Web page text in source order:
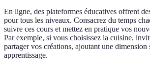
En ligne, des plateformes éducatives offrent
pour tous les niveaux. Consacrez du temps
suivre ces cours et mettez en pratique vos
Par exemple, si vous choisissez la cuisine,
partager vos créations, ajoutant une dimension
apprentissage.